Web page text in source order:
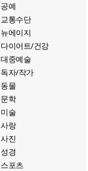
공예
교통수단
뉴에이지
다이어트/건강
대중예술
독자/작가
동물
문학
미술
사랑
사진
성경
스포츠